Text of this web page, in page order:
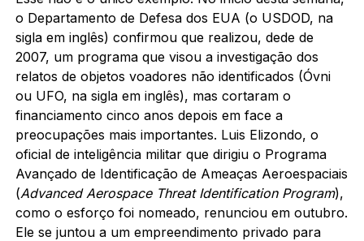
o Departamento de Defesa dos EUA (o USDOD, na
sigla em inglês) confirmou que realizou, dede de
2007, um programa que visou a investigação dos
relatos de objetos voadores não identificados (Óvni
ou UFO, na sigla em inglês), mas cortaram o
financiamento cinco anos depois em face a
preocupações mais importantes. Luis Elizondo, o
oficial de inteligência militar que dirigiu o Programa
Avançado de Identificação de Ameaças Aeroespaciais
(Advanced Aerospace Threat Identification Program),
como o esforço foi nomeado, renunciou em outubro.
Ele se juntou a um empreendimento privado para